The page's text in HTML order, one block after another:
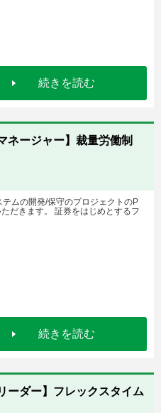
続きを読む
ネージャー】裁量労働制
ムの開発/保守のプロジェクトのP
だきます。 証券をはじめとするフ
続きを読む
ーダー】フレックスタイム